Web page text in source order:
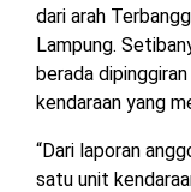
DPRD
TULANG
BAWANG
BARAT
DPRD
WAYKANAN
dari arah
Lampung.
berada
kendaraan yang
“Dari laporan
satu unit